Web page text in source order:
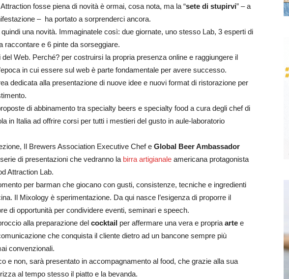
fosse piena di novità è ormai, cosa nota, ma la “sete di stupirvi” – a
– ha portato a sorprenderci ancora.
una novità. Immaginatele così: due giornate, uno stesso Lab, 3 esperti di
raccontare e 6 pinte da sorseggiare.
Web. Perché? per costruirsi la propria presenza online e raggiungere il
in cui essere sul web è parte fondamentale per avere successo.
dedicata alla presentazione di nuove idee e nuovi format di ristorazione per
di abbinamento tra specialty beers e specialty food a cura degli chef di
in Italia ad offrire corsi per tutti i mestieri del gusto in aule-laboratorio
Il Brewers Association Executive Chef e Global Beer Ambassador
di presentazioni che vedranno la birra artigianale americana protagonista
Attraction Lab.
per barman che giocano con gusti, consistenze, tecniche e ingredienti
Il Mixology è sperimentazione. Da qui nasce l’esigenza di proporre il
di opportunità per condividere eventi, seminari e speech.
alla preparazione del cocktail per affermare una vera e propria arte e
che conquista il cliente dietro ad un bancone sempre più
convenzionali.
e non, sarà presentato in accompagnamento al food, che grazie alla sua
al tempo stesso il piatto e la bevanda.